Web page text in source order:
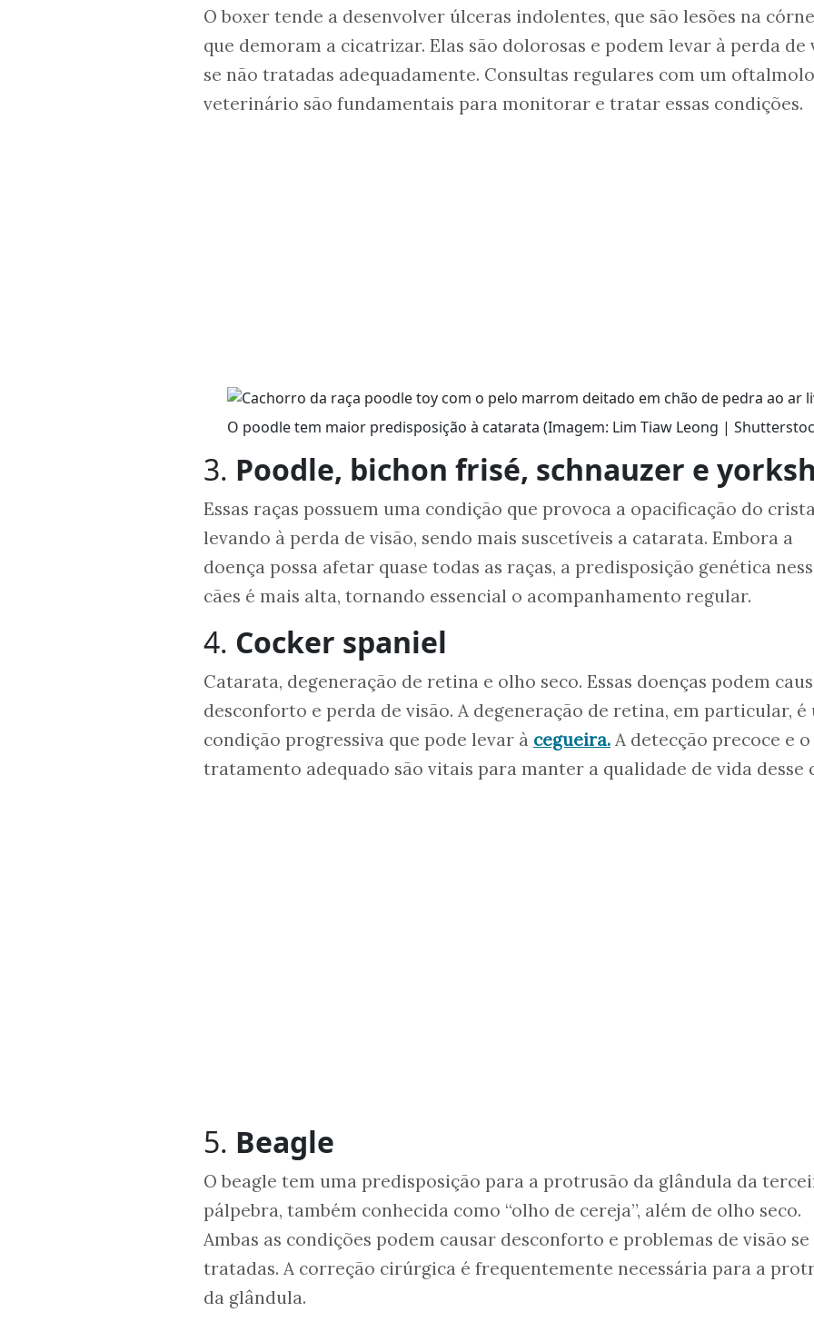
O boxer tende a desenvolver úlceras indolentes, que são lesões na
que demoram a cicatrizar. Elas são dolorosas e podem levar à perda de
se não tratadas adequadamente. Consultas regulares com um
veterinário são fundamentais para monitorar e tratar essas condições.
O poodle tem maior predisposição à catarata (Imagem: Lim Tiaw Leong |
3. Poodle, bichon frisé, schnauzer e
Essas raças possuem uma condição que provoca a opacificação do
levando à perda de visão, sendo mais suscetíveis a catarata. Embora a
doença possa afetar quase todas as raças, a predisposição genética
cães é mais alta, tornando essencial o acompanhamento regular.
4. Cocker spaniel
Catarata, degeneração de retina e olho seco. Essas doenças podem
desconforto e perda de visão. A degeneração de retina, em particular, é
condição progressiva que pode levar à cegueira. A detecção precoce e o
tratamento adequado são vitais para manter a qualidade de vida desse
5. Beagle
O beagle tem uma predisposição para a protrusão da glândula da
pálpebra, também conhecida como “olho de cereja”, além de olho seco.
Ambas as condições podem causar desconforto e problemas de visão se
tratadas. A correção cirúrgica é frequentemente necessária para a
da glândula.